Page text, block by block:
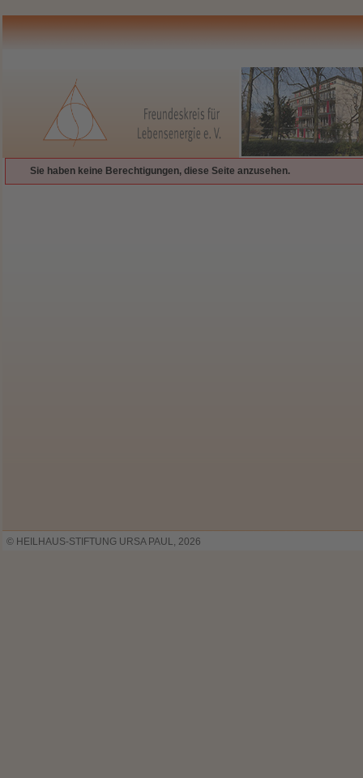
Sie haben keine Berechtigungen, diese Seite anzusehen.
© HEILHAUS-STIFTUNG URSA PAUL, 2026